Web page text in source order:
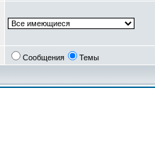
Сообщения Темы